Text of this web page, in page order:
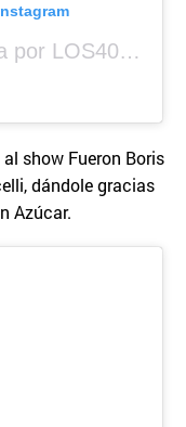
Una publicación compartida por LOS40 Panamá (@los40panama)
show Fueron Boris
dándole gracias
Azúcar.